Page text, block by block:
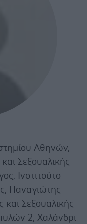
Αθηνών,
Σεξουαλικής
Ινστιτούτο
Παναγιώτης
και Σεξουαλικής
2, Χαλάνδρι